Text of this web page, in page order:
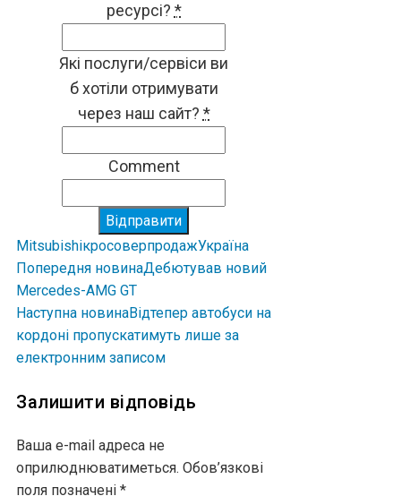
ресурсі? *
Які послуги/сервіси ви
б хотіли отримувати
через наш сайт? *
Comment
Відправити
MitsubishiкросоверпродажУкраїна
Попередня новинаДебютував новий
Mercedes-AMG GT
Наступна новинаВідтепер автобуси на
кордоні пропускатимуть лише за
електронним записом
Залишити відповідь
Ваша e-mail адреса не
оприлюднюватиметься. Обов’язкові
поля позначені *